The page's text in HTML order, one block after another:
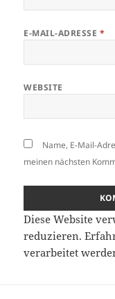
E-MAIL-ADRESSE *
WEBSITE
Name, E-Mail-
meinen nächsten
Diese Website
reduzieren.
verarbeitet